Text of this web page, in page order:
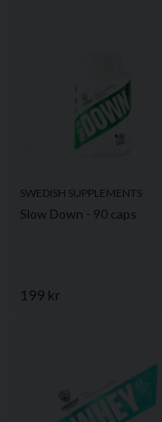
SWEDISH SUPPLEMENTS
Slow Down - 90 caps
199 kr